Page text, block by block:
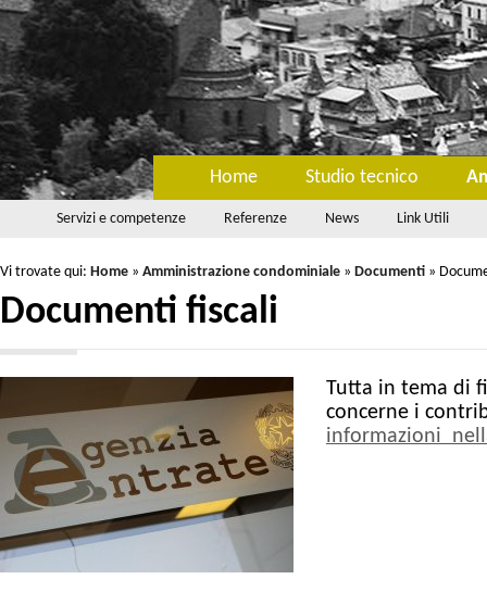
Home Studio tecnico
Servizi e competenze Referenze News Link Utili
Vi trovate qui: Home » Amministrazione condominiale » Documenti »
Documenti fiscali
Tutta in tema di
concerne i
informazioni